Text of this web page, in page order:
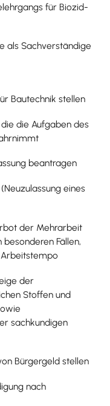
für Biozid-
als Sachverständige
Bautechnik stellen
die Aufgaben des
beantragen
eines
der Mehrarbeit
Fällen,
der
Stoffen und
sachkundigen
Bürgergeld stellen
nach